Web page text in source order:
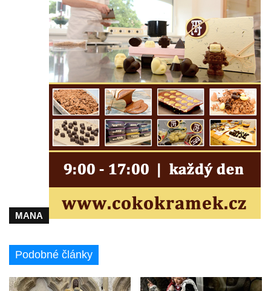
MANA
Podobné články